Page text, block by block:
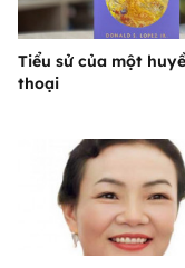
Tiểu sử của một
thoại